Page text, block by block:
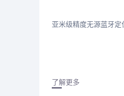
亚米级精度无源蓝牙定
了解更多